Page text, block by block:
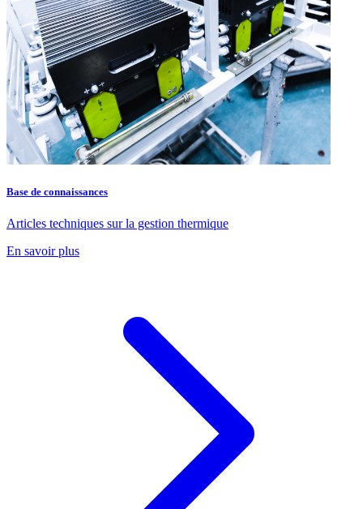
Base de connaissances
Articles techniques sur la gestion thermique
En savoir plus